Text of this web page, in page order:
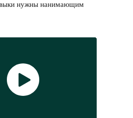
нужны нанимающим